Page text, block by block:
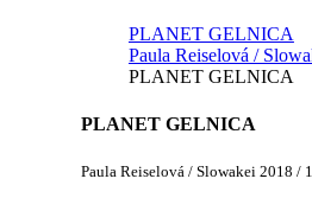
PLANET GELNICA
Paula Reiselová /
PLANET GELNICA
PLANET GELNICA
Paula Reiselová / Slowakei 2018 /